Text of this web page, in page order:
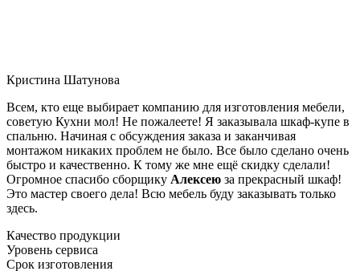
Кристина Шатунова
Всем, кто еще выбирает компанию для изготовления мебели,
советую Кухни мол! Не пожалеете! Я заказывала шкаф-купе в
спальню. Начиная с обсуждения заказа и заканчивая
монтажом никаких проблем не было. Все было сделано очень
быстро и качественно. К тому же мне ещё скидку сделали!
Огромное спасибо сборщику Алексею за прекрасный шкаф!
Это мастер своего дела! Всю мебель буду заказывать только
здесь.
Качество продукции
Уровень сервиса
Срок изготовления